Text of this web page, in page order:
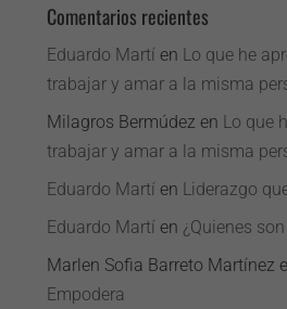
Comentarios recientes
Eduardo Martí en Lo que he
trabajar y amar a la misma
Milagros Bermúdez en Lo que
trabajar y amar a la misma
Eduardo Martí en Liderazgo
Eduardo Martí en ¿Quienes
Marlen Sofia Barreto Martínez
Empodera